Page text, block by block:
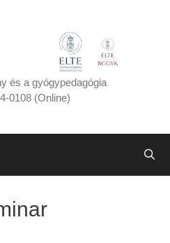
és a gyógypedagógia
0108 (Online)